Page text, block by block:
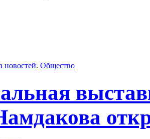
новостей. Общество